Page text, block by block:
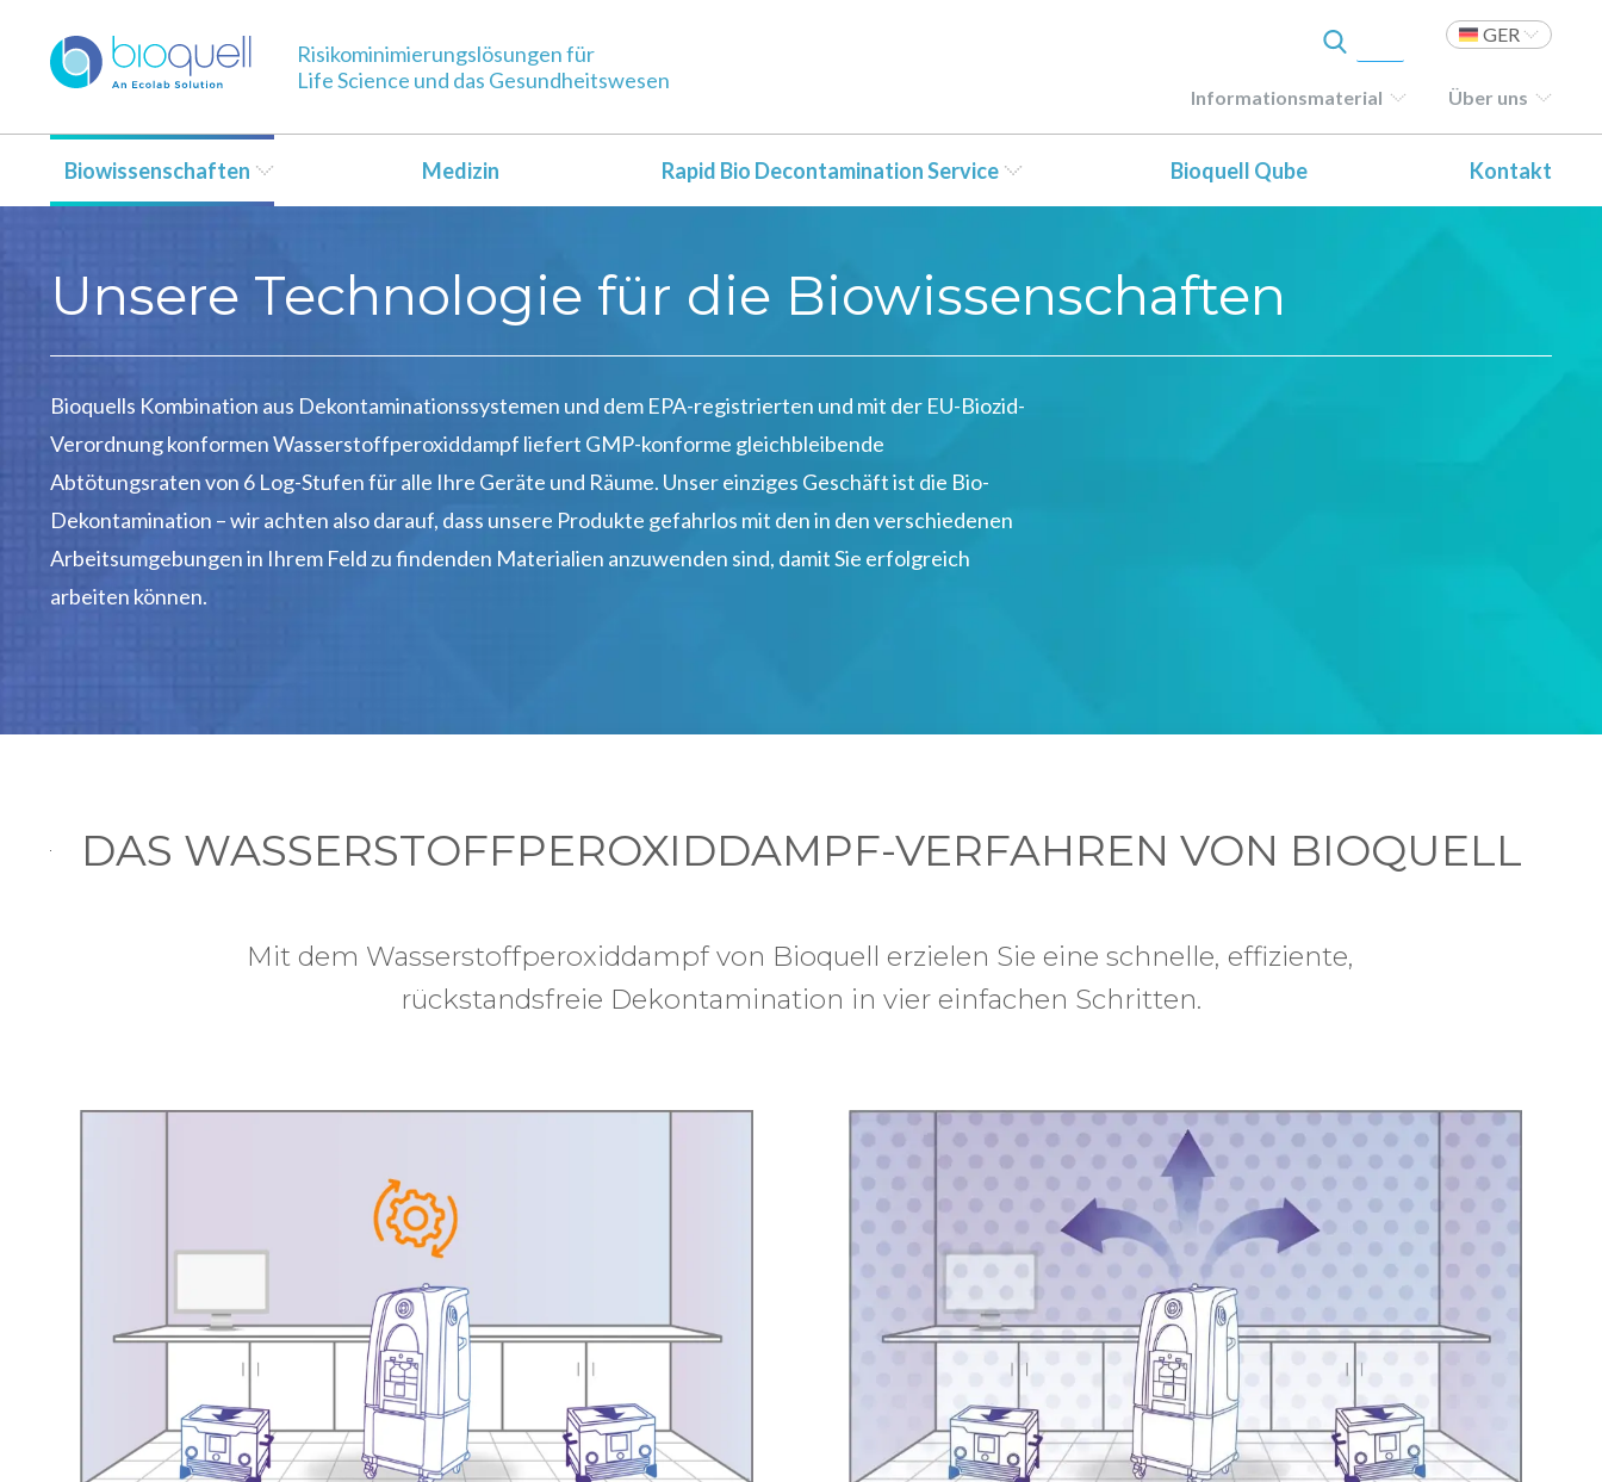
Risikominimierungslösungen für
Life Science und das Gesundheitswesen
GER
Informationsmaterial Über uns
Biowissenschaften Medizin Rapid Bio Decontamination Service Bioquell Qube Kontakt
Unsere Technologie für die Biowissenschaften
Bioquells Kombination aus Dekontaminationssystemen und dem EPA-registrierten und mit der EU-Biozid-
Verordnung konformen Wasserstoffperoxiddampf liefert GMP-konforme gleichbleibende
Abtötungsraten von 6 Log-Stufen für alle Ihre Geräte und Räume. Unser einziges Geschäft ist die Bio-
Dekontamination – wir achten also darauf, dass unsere Produkte gefahrlos mit den in den verschiedenen
Arbeitsumgebungen in Ihrem Feld zu findenden Materialien anzuwenden sind, damit Sie erfolgreich
arbeiten können.
DAS WASSERSTOFFPEROXIDDAMPF-VERFAHREN VON BIOQUELL
Mit dem Wasserstoffperoxiddampf von Bioquell erzielen Sie eine schnelle, effiziente,
rückstandsfreie Dekontamination in vier einfachen Schritten.